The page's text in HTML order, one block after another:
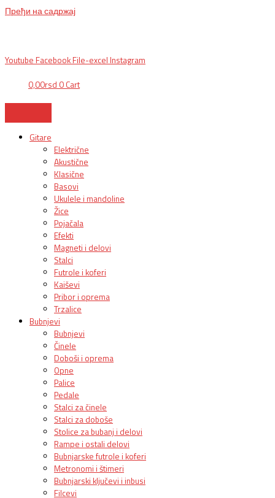
Пређи на садржај
Youtube Facebook File-excel Instagram
0,00rsd 0 Cart
Gitare
Električne
Akustične
Klasične
Basovi
Ukulele i mandoline
Žice
Pojačala
Efekti
Magneti i delovi
Stalci
Futrole i koferi
Kaiševi
Pribor i oprema
Trzalice
Bubnjevi
Bubnjevi
Činele
Doboši i oprema
Opne
Palice
Pedale
Stalci za činele
Stalci za doboše
Stolice za bubanj i delovi
Rampe i ostali delovi
Bubnjarske futrole i koferi
Metronomi i štimeri
Bubnjarski ključevi i inbusi
Filcevi